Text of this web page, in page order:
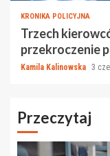
KRONIKA POLICYJNA
Trzech
przekroczenie
Kamila Kalinowska 3
Przeczytaj